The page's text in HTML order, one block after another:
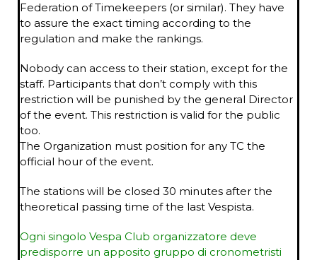
Federation of Timekeepers (or similar). They have
to assure the exact timing according to the
regulation and make the rankings.
Nobody can access to their station, except for the
staff. Participants that don’t comply with this
restriction will be punished by the general Director
of the event. This restriction is valid for the public
too.
The Organization must position for any TC the
official hour of the event.
The stations will be closed 30 minutes after the
theoretical passing time of the last Vespista.
Ogni singolo Vespa Club organizzatore deve
predisporre un apposito gruppo di cronometristi